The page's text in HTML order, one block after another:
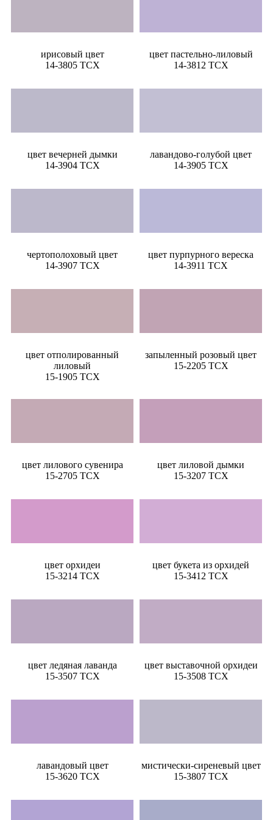
ирисовый цвет
14-3805 TCX
цвет пастельно-лиловый
14-3812 TCX
цвет вечерней дымки
14-3904 TCX
лавандово-голубой цвет
14-3905 TCX
чертополоховый цвет
14-3907 TCX
цвет пурпурного вереска
14-3911 TCX
цвет отполированный
лиловый
15-1905 TCX
запыленный розовый цвет
15-2205 TCX
цвет лилового сувенира
15-2705 TCX
цвет лиловой дымки
15-3207 TCX
цвет орхидеи
15-3214 TCX
цвет букета из орхидей
15-3412 TCX
цвет ледяная лаванда
15-3507 TCX
цвет выставочной орхидеи
15-3508 TCX
лавандовый цвет
15-3620 TCX
мистически-сиреневый цвет
15-3807 TCX